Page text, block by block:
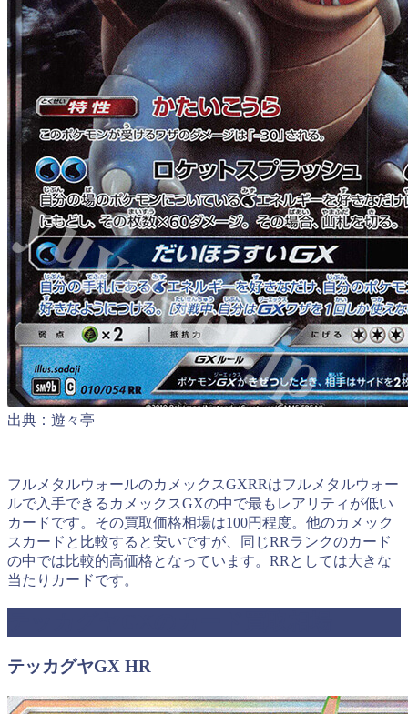
出典：遊々亭
フルメタルウォールのカメックスGXRRはフルメタルウォー
ルで入手できるカメックスGXの中で最もレアリティが低い
カードです。その買取価格相場は100円程度。他のカメック
スカードと比較すると安いですが、同じRRランクのカード
の中では比較的高価格となっています。RRとしては大きな
当たりカードです。
テッカグヤGX HR